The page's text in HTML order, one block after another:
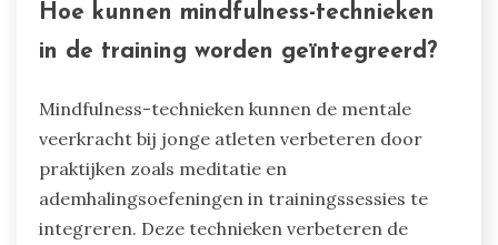
Hoe kunnen mindfulness-technieken
in de training worden geïntegreerd?
Mindfulness-technieken kunnen de mentale
veerkracht bij jonge atleten verbeteren door
praktijken zoals meditatie en
ademhalingsoefeningen in trainingssessies te
integreren. Deze technieken verbeteren de